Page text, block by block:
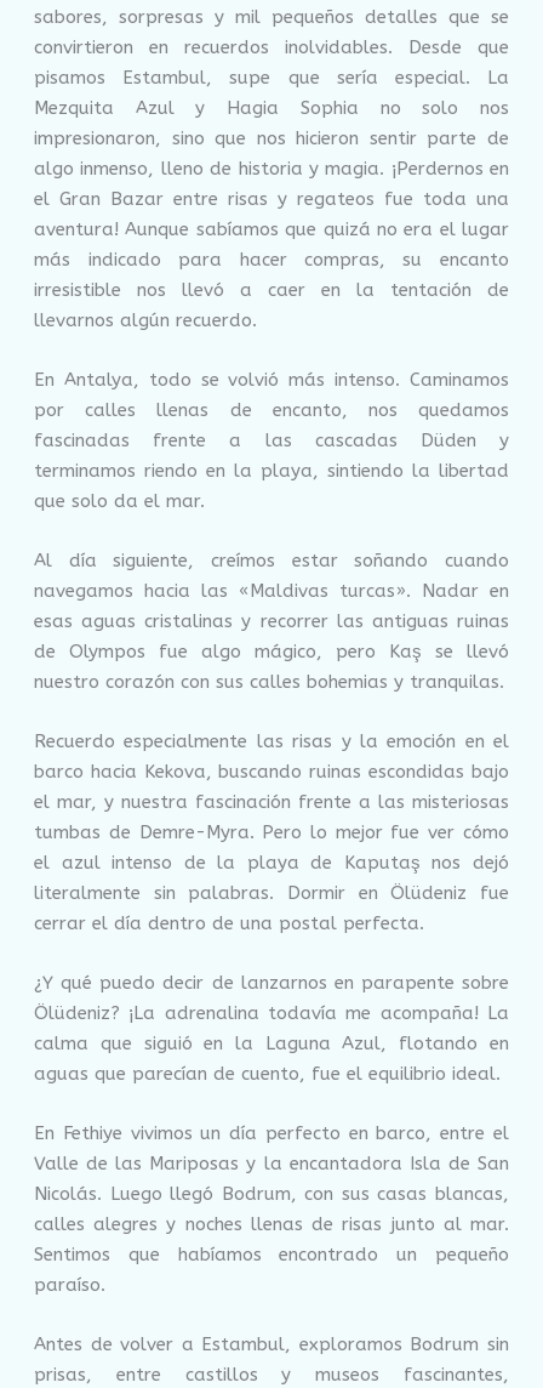
sabores, sorpresas y mil pequeños detalles que se
convirtieron en recuerdos inolvidables. Desde que
pisamos Estambul, supe que sería especial. La
Mezquita Azul y Hagia Sophia no solo nos
impresionaron, sino que nos hicieron sentir parte de
algo inmenso, lleno de historia y magia. ¡Perdernos en
el Gran Bazar entre risas y regateos fue toda una
aventura! Aunque sabíamos que quizá no era el lugar
más indicado para hacer compras, su encanto
irresistible nos llevó a caer en la tentación de
llevarnos algún recuerdo.
En Antalya, todo se volvió más intenso. Caminamos
por calles llenas de encanto, nos quedamos
fascinadas frente a las cascadas Düden y
terminamos riendo en la playa, sintiendo la libertad
que solo da el mar.
Al día siguiente, creímos estar soñando cuando
navegamos hacia las «Maldivas turcas». Nadar en
esas aguas cristalinas y recorrer las antiguas ruinas
de Olympos fue algo mágico, pero Kaş se llevó
nuestro corazón con sus calles bohemias y tranquilas.
Recuerdo especialmente las risas y la emoción en el
barco hacia Kekova, buscando ruinas escondidas bajo
el mar, y nuestra fascinación frente a las misteriosas
tumbas de Demre-Myra. Pero lo mejor fue ver cómo
el azul intenso de la playa de Kaputaş nos dejó
literalmente sin palabras. Dormir en Ölüdeniz fue
cerrar el día dentro de una postal perfecta.
¿Y qué puedo decir de lanzarnos en parapente sobre
Ölüdeniz? ¡La adrenalina todavía me acompaña! La
calma que siguió en la Laguna Azul, flotando en
aguas que parecían de cuento, fue el equilibrio ideal.
En Fethiye vivimos un día perfecto en barco, entre el
Valle de las Mariposas y la encantadora Isla de San
Nicolás. Luego llegó Bodrum, con sus casas blancas,
calles alegres y noches llenas de risas junto al mar.
Sentimos que habíamos encontrado un pequeño
paraíso.
Antes de volver a Estambul, exploramos Bodrum sin
prisas, entre castillos y museos fascinantes,